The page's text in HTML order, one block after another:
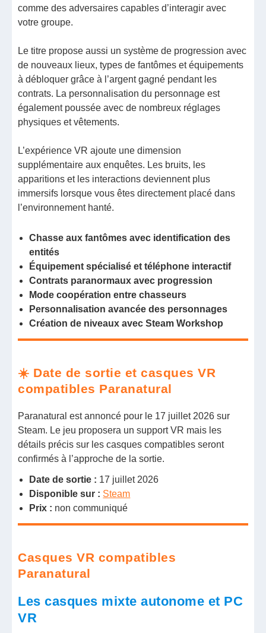
comme des adversaires capables d’interagir avec
votre groupe.
Le titre propose aussi un système de progression avec
de nouveaux lieux, types de fantômes et équipements
à débloquer grâce à l’argent gagné pendant les
contrats. La personnalisation du personnage est
également poussée avec de nombreux réglages
physiques et vêtements.
L’expérience VR ajoute une dimension
supplémentaire aux enquêtes. Les bruits, les
apparitions et les interactions deviennent plus
immersifs lorsque vous êtes directement placé dans
l’environnement hanté.
Chasse aux fantômes avec identification des
entités
Équipement spécialisé et téléphone interactif
Contrats paranormaux avec progression
Mode coopération entre chasseurs
Personnalisation avancée des personnages
Création de niveaux avec Steam Workshop
☀️ Date de sortie et casques VR
compatibles Paranatural
Paranatural est annoncé pour le 17 juillet 2026 sur
Steam. Le jeu proposera un support VR mais les
détails précis sur les casques compatibles seront
confirmés à l’approche de la sortie.
Date de sortie : 17 juillet 2026
Disponible sur : Steam
Prix : non communiqué
Casques VR compatibles
Paranatural
Les casques mixte autonome et PC
VR